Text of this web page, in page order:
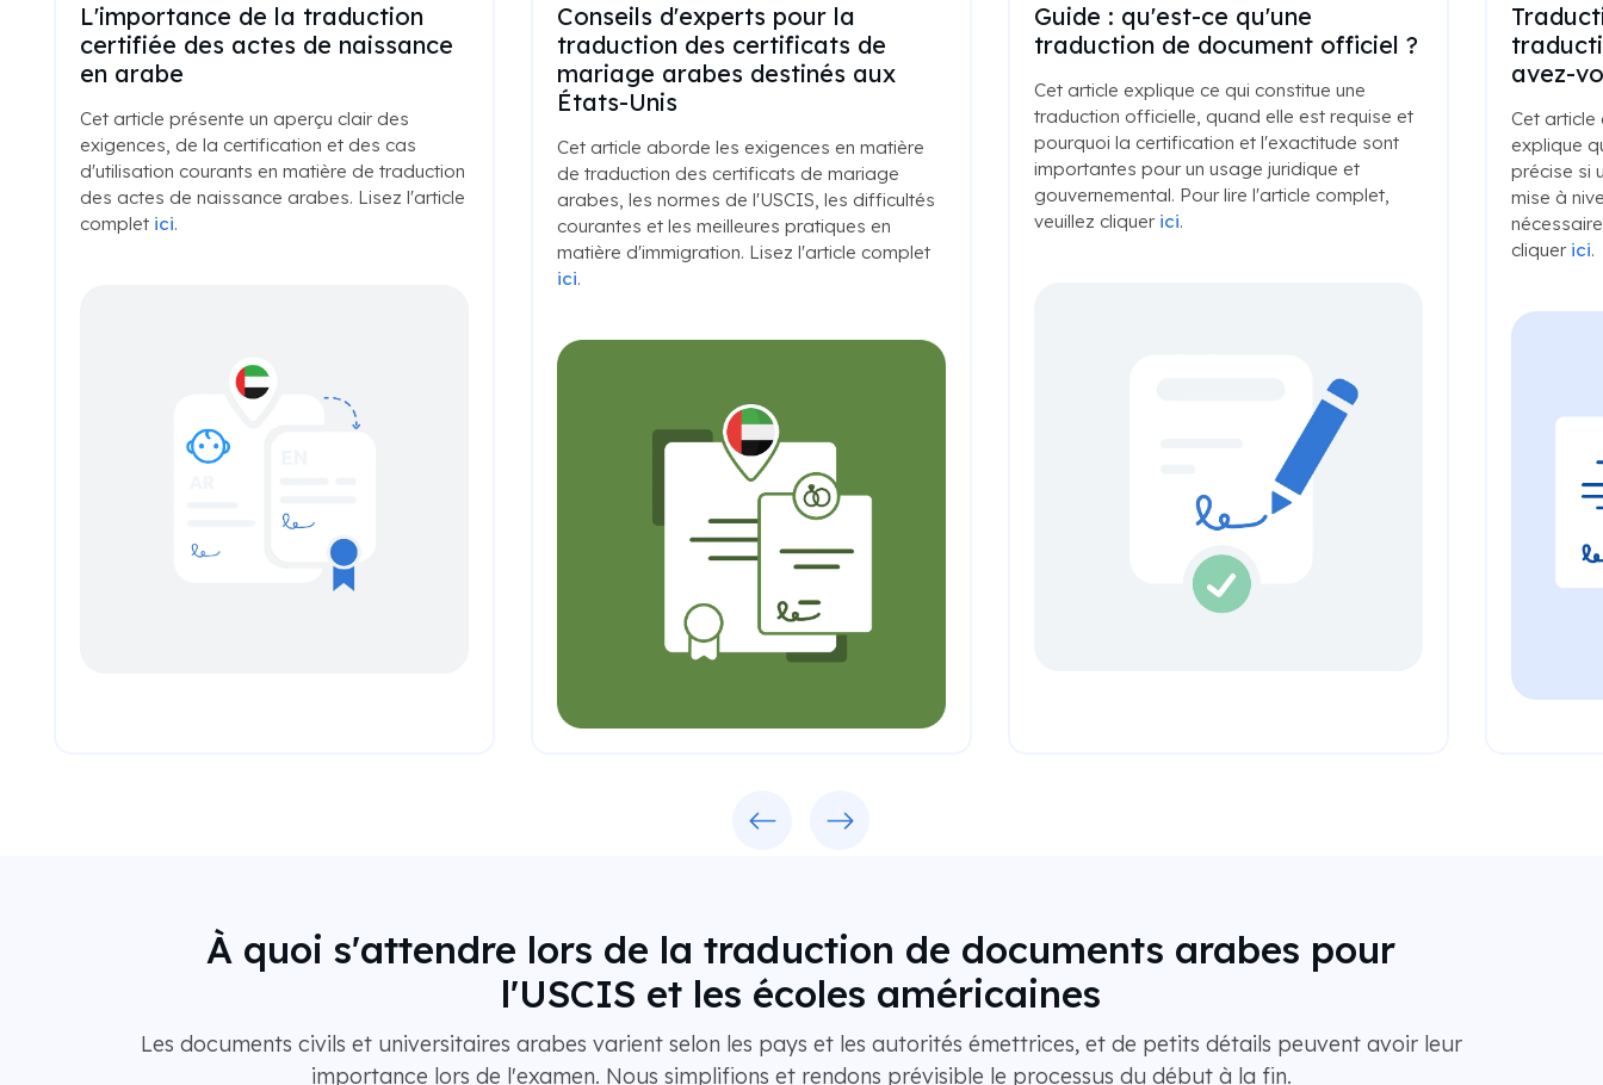
L'importance de la traduction
certifiée des actes de naissance
en arabe
Cet article présente un aperçu clair des
exigences, de la certification et des cas
d'utilisation courants en matière de traduction
des actes de naissance arabes. Lisez l'article
complet ici.
Conseils d'experts pour la
traduction des certificats de
mariage arabes destinés aux
États-Unis
Cet article aborde les exigences en matière
de traduction des certificats de mariage
arabes, les normes de l'USCIS, les difficultés
courantes et les meilleures pratiques en
matière d'immigration. Lisez l'article complet
ici.
Guide : qu'est-ce qu'une
traduction de document officiel ?
Cet article explique ce qui constitue une
traduction officielle, quand elle est requise et
pourquoi la certification et l'exactitude sont
importantes pour un usage juridique et
gouvernemental. Pour lire l'article complet,
veuillez cliquer ici.
avez-
Cet article
explique
précise si
mise à
cliquer ici.
À quoi s'attendre lors de la traduction de documents arabes pour
l'USCIS et les écoles américaines
Les documents civils et universitaires arabes varient selon les pays et les autorités émettrices, et de petits détails peuvent avoir leur
importance lors de l'examen. Nous simplifions et rendons prévisible le processus du début à la fin.